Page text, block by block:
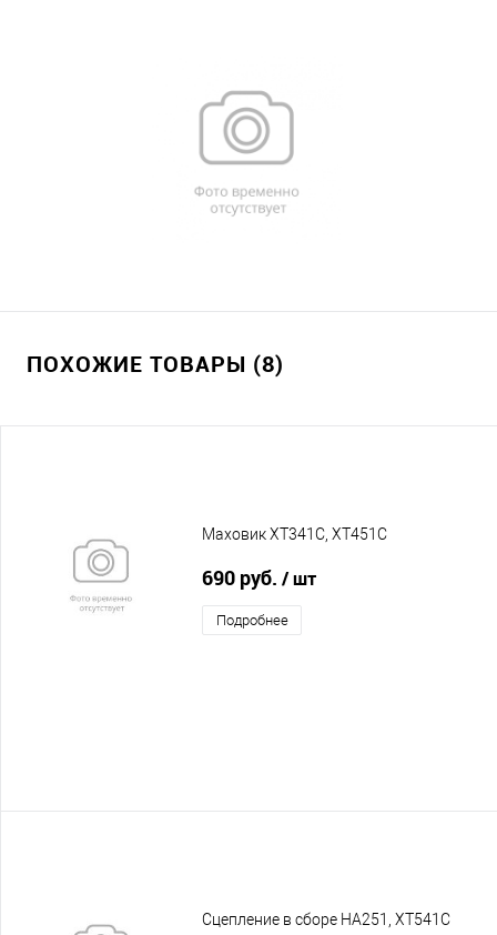
ПОХОЖИЕ ТОВАРЫ (8)
Маховик XT341C, XT451C
690 руб. / шт
Подробнее
Сцепление в сборе HA251, XT541C